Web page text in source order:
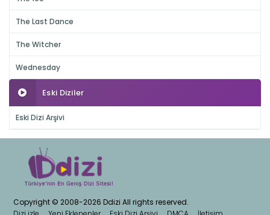
The Last Dance
The Witcher
Wednesday
Eski Diziler
Eski Dizi Arşivi
Copyright © 2008-2026 Ddizi All rights reserved.